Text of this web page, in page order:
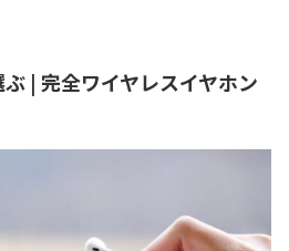
| 完全ワイヤレスイヤホン